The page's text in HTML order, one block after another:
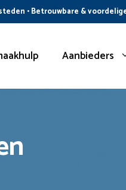
• Betrouwbare &
Aanbieders